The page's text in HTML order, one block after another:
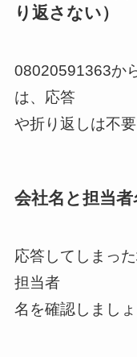
り返さない）
08020591363か
は、応答
や折り返しは不要
会社名と担当
応答してしまっ
担当者
名を確認しましょ